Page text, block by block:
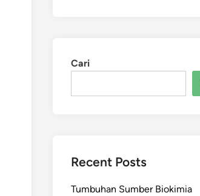
Cari
Recent Posts
Tumbuhan Sumber Biokimia